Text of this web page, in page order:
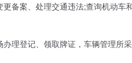
备案、处理交通违法;查询机动车
理登记、领取牌证，车辆管理所